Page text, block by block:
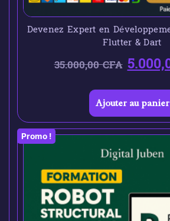
Devenez Expert en
Flutter & Dart
35.000,00CFA
Ajouter au panier
Promo !